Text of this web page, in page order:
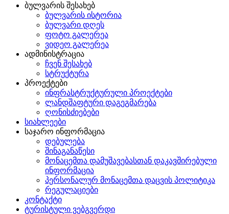
ბულვარის შესახებ
ბულვარის ისტორია
ბულვარი დღეს
ფოტო გალერეა
ვიდეო გალერეა
ადმინისტრაცია
ჩვენ შესახებ
სტრუქტურა
პროექტები
ინფრასტრუქტურული პროექტები
ლანდშაფტური დაგეგმარება
ღონისძიებები
სიახლეები
საჯარო ინფორმაცია
დებულება
შინაგანაწესი
მონაცემთა დამუშავებასთან დაკავშირებული
ინფორმაცია
პერსონალურ მონაცემთა დაცვის პოლიტიკა
რეგულაციები
კონტაქტი
ტურისტული ვებგვერდი